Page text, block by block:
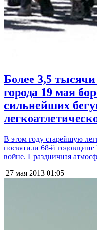
Более 3,5
города 19 мая
сильнейших
В этом году старейшую
посвятили 68-й
войне. Праздничная
27 мая 2013 01:05